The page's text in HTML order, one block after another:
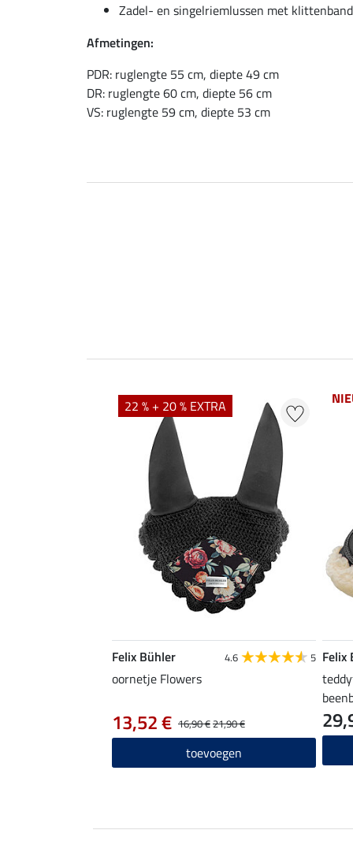
Zadel- en singelriemlussen met klittenband
Afmetingen:
PDR: ruglengte 55 cm, diepte 49 cm
DR: ruglengte 60 cm, diepte 56 cm
VS: ruglengte 59 cm, diepte 53 cm
22 % + 20 % EXTRA
Felix Bühler 4.6 5
oornetje Flowers
16,90 €21,90 €
13,52 €
toevoegen
Felix